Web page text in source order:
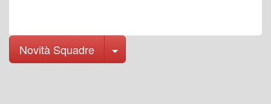
Novità Squadre Toggle Dropdown